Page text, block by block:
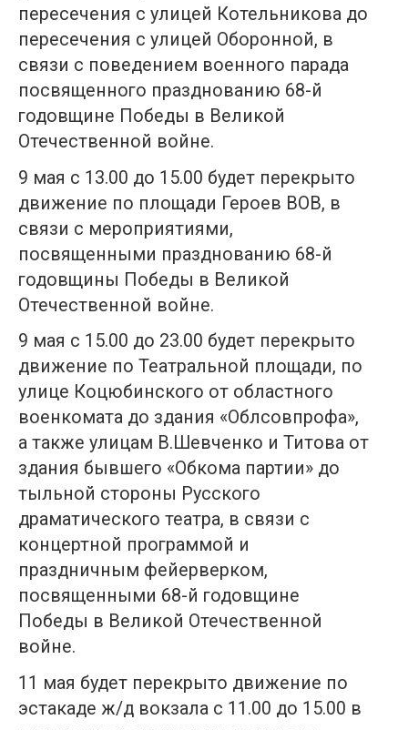
пересечения с улицей Котельникова до
пересечения с улицей Оборонной, в
связи с поведением военного парада
посвященного празднованию 68-й
годовщине Победы в Великой
Отечественной войне.
9 мая с 13.00 до 15.00 будет перекрыто
движение по площади Героев ВОВ, в
связи с мероприятиями,
посвященными празднованию 68-й
годовщины Победы в Великой
Отечественной войне.
9 мая с 15.00 до 23.00 будет перекрыто
движение по Театральной площади, по
улице Коцюбинского от областного
военкомата до здания «Облсовпрофа»,
а также улицам В.Шевченко и Титова от
здания бывшего «Обкома партии» до
тыльной стороны Русского
драматического театра, в связи с
концертной программой и
праздничным фейерверком,
посвященными 68-й годовщине
Победы в Великой Отечественной
войне.
11 мая будет перекрыто движение по
эстакаде ж/д вокзала с 11.00 до 15.00 в